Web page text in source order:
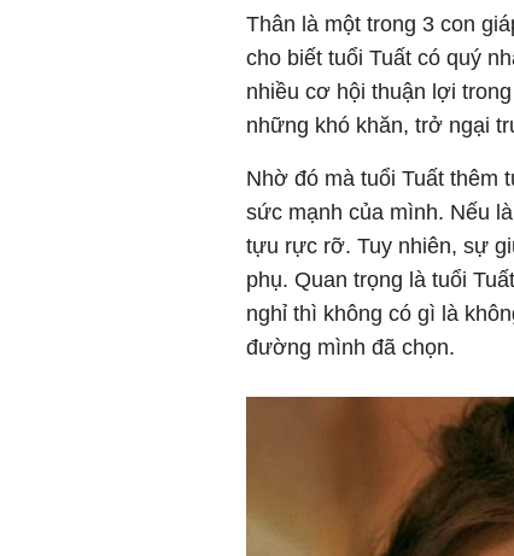
Thân là một trong 3 con
cho biết tuổi Tuất có quý
nhiều cơ hội thuận lợi
những khó khăn, trở ngại
Nhờ đó mà tuổi Tuất thêm
sức mạnh của mình. Nếu
tựu rực rỡ. Tuy nhiên, sự
phụ. Quan trọng là tuổi
nghỉ thì không có gì là
đường mình đã chọn.